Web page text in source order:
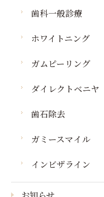
歯科一般診療
ホワイトニング
ガムピーリング
ダイレクトベニヤ
歯石除去
ガミースマイル
インビザライン